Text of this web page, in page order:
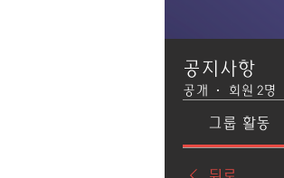
공지사항
공개 · 회원 2명
그룹 활동